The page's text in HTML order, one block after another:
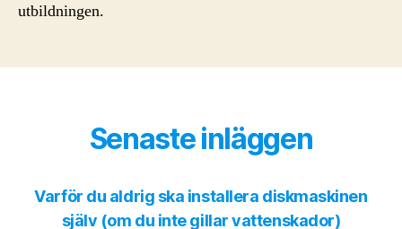
utbildningen.
Senaste inläggen
Varför du aldrig ska installera diskmaskinen
själv (om du inte gillar vattenskador)